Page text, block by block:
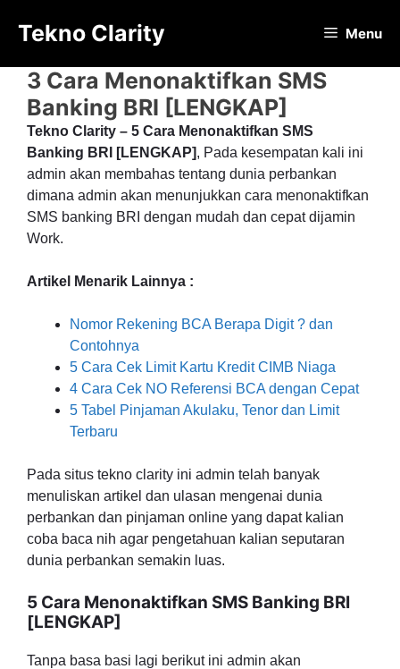
Tekno Clarity Menu
3 Cara Menonaktifkan SMS
Banking BRI [LENGKAP]
Tekno Clarity – 5 Cara Menonaktifkan SMS
Banking BRI [LENGKAP], Pada kesempatan kali ini
admin akan membahas tentang dunia perbankan
dimana admin akan menunjukkan cara menonaktifkan
SMS banking BRI dengan mudah dan cepat dijamin
Work.
Artikel Menarik Lainnya :
Nomor Rekening BCA Berapa Digit ? dan
Contohnya
5 Cara Cek Limit Kartu Kredit CIMB Niaga
4 Cara Cek NO Referensi BCA dengan Cepat
5 Tabel Pinjaman Akulaku, Tenor dan Limit
Terbaru
Pada situs tekno clarity ini admin telah banyak
menuliskan artikel dan ulasan mengenai dunia
perbankan dan pinjaman online yang dapat kalian
coba baca nih agar pengetahuan kalian seputaran
dunia perbankan semakin luas.
5 Cara Menonaktifkan SMS Banking BRI
[LENGKAP]
Tanpa basa basi lagi berikut ini admin akan